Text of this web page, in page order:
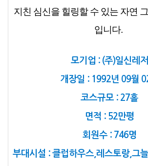
지친 심신을 힐링할 수 있는 자연
입니다.
모기업 : (주)일신레저
개장일 : 1992년 09월
코스규모 : 27홀
면적 : 52만평
회원수 : 746명
부대시설 : 클럽하우스,레스토랑,그